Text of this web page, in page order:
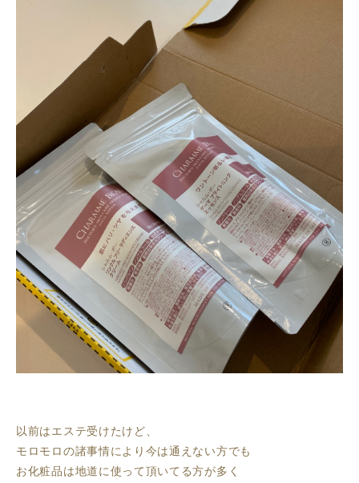
以前はエステ受けたけど、
モロモロの諸事情により今は通えない方でも
お化粧品は地道に使って頂いてる方が多く